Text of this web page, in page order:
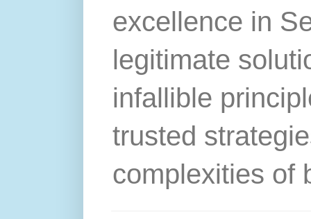
excellence in
legitimate
infallible
trusted
complexities of